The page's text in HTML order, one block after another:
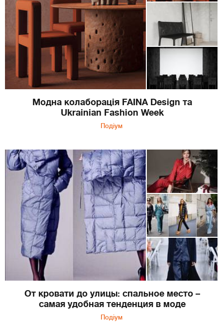
Модна колаборація FAINA Design та
Ukrainian Fashion Week
Подіум
От кровати до улицы: спальное место –
самая удобная тенденция в моде
Подіум